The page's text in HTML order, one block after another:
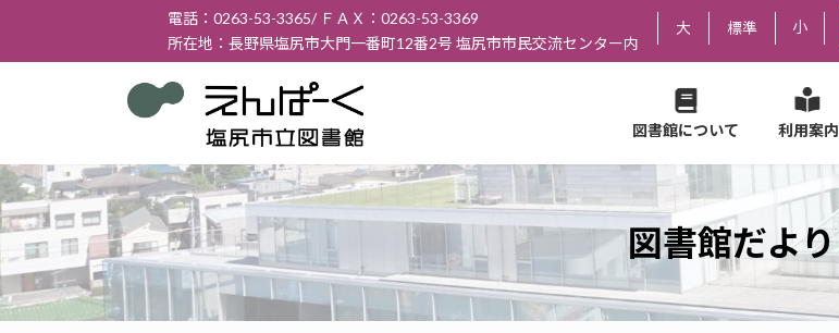
テ
ス
キ
ッ
ゲ
ン
に
移
電話：0263-53-3365/ ＦＡＸ：0263-53-3369
所在地：長野県塩尻市大門一番町12番2号 塩尻市市民交流センター内
大 標準 小
図書館について 利用案内
図書館だより